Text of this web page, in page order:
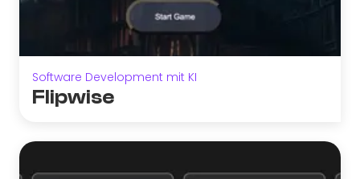
Software Development mit KI
Flipwise